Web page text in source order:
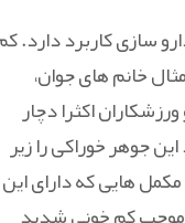
سازی کاربرد دارد.
خانم های جوان،
اکثرا دچار
جوهر خوراکی را زیر
هایی که دارای این